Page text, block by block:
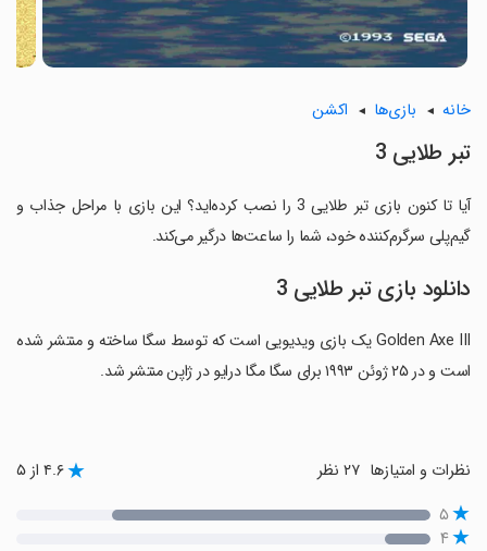
خانه بازی‌ها اکشن
تبر طلایی 3
آیا تا کنون بازی تبر طلایی 3 را نصب کرده‌اید؟ این بازی با مراحل جذاب و
گیم‌پلی سرگرم‌کننده خود، شما را ساعت‌ها درگیر می‌کند.
دانلود بازی تبر طلایی 3
Golden Axe III یک بازی ویدیویی است که توسط سگا ساخته و منتشر شده
است و در ۲۵ ژوئن ۱۹۹۳ برای سگا مگا درایو در ژاپن منتشر شد.
نظرات و امتیازها ۴.۶ از ۵
۵
۴